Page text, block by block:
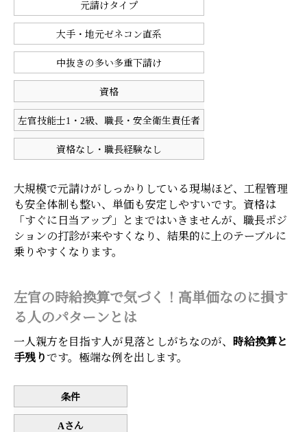
元請けタイプ
大手・地元ゼネコン直系
中抜きの多い多重下請け
資格
左官技能士1・2級、職長・安全衛生責任者
資格なし・職長経験なし
大規模で元請けがしっかりしている現場ほど、工程管理
も安全体制も整い、単価も安定しやすいです。資格は
「すぐに日当アップ」とまではいきませんが、職長ポジ
ションの打診が来やすくなり、結果的に上のテーブルに
乗りやすくなります。
左官の時給換算で気づく！高単価なのに損す
る人のパターンとは
一人親方を目指す人が見落としがちなのが、
時給換算と
手残りです。極端な例を出します。
条件
Aさん